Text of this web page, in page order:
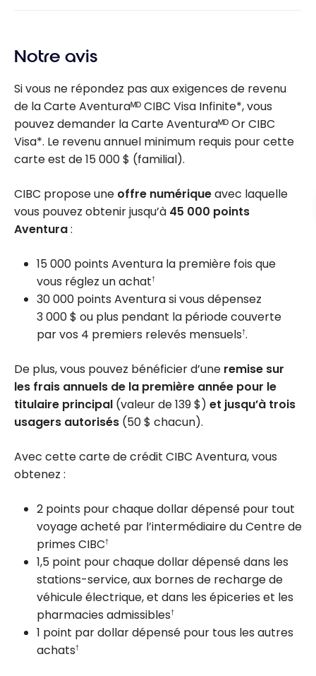
Notre avis
Si vous ne répondez pas aux exigences de revenu
de la Carte Aventuraᴹᴰ CIBC Visa Infinite*, vous
pouvez demander la Carte Aventuraᴹᴰ Or CIBC
Visa*. Le revenu annuel minimum requis pour cette
carte est de15 000 $ (familial).
CIBC propose une offre numériqueavec laquelle
vous pouvez obtenir jusqu’à 45 000 points
Aventura:
15 000 points Aventura la première fois que
vous réglez un achat†
30 000 points Aventura si vous dépensez
3 000 $ ou plus pendant la période couverte
par vos 4 premiers relevés mensuels†.
De plus, vous pouvez bénéficier d’une remise sur
les frais annuels de la première année pour le
titulaire principal (valeur de139 $) et jusqu’à trois
usagers autorisés (50 $ chacun).
Avec cette carte de crédit CIBC Aventura, vous
obtenez :
2 points pour chaque dollar dépensé pour tout
voyage acheté par l’intermédiaire du Centre de
primes CIBC†
1,5 point pour chaque dollar dépensé dans les
stations-service, aux bornes de recharge de
véhicule électrique, et dans les épiceries et les
pharmacies admissibles†
1 point par dollar dépensé pour tous les autres
achats†